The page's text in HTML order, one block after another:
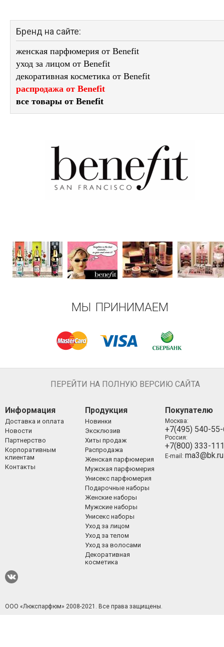
Бренд на сайте:
женская парфюмерия от Benefit
уход за лицом от Benefit
декоративная косметика от Benefit
распродажа от Benefit
все товары от Benefit
МЫ ПРИНИМАЕМ
ПЕРЕЙТИ НА ПОЛНУЮ ВЕРСИЮ САЙТА
Информация
Доставка и оплата
Новости
Партнерство
Корпоративным
клиентам
Контакты
Продукция
Новинки
Эксклюзив
Хиты продаж
Распродажа
Женская парфюмерия
Мужская парфюмерия
Унисекс парфюмерия
Подарочные наборы
Женские наборы
Мужские наборы
Унисекс наборы
Уход за лицом
Уход за телом
Уход за волосами
Декоративная
косметика
Покупателю
Москва:
+7(495) 540-
Россия:
+7(800) 333-
E-mail: ma3@bk.ru
ООО «Люкспарфюм» 2008-2021. Все права защищены.